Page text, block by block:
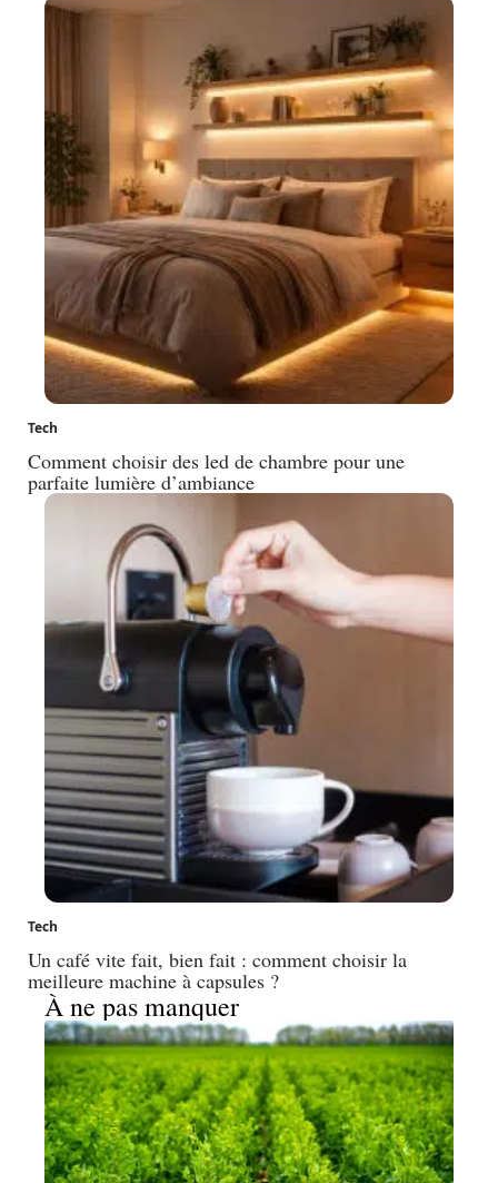
Tech
Comment choisir des led de chambre pour une
parfaite lumière d’ambiance
Tech
Un café vite fait, bien fait : comment choisir la
meilleure machine à capsules ?
À ne pas manquer